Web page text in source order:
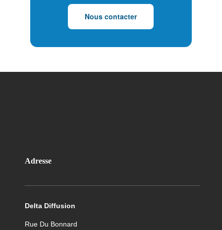
Nous contacter
Adresse
Delta Diffusion
Rue Du Bonnard